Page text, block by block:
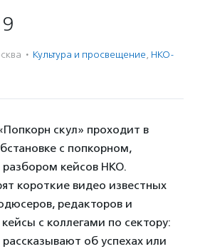
· Культура и просвещение, НКО-
скул» проходит в
с попкорном,
кейсов НКО.
короткие видео известных
редакторов и
с коллегами по сектору:
об успехах или